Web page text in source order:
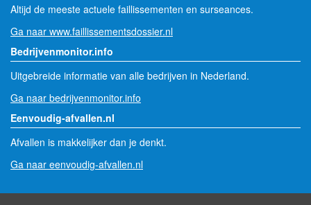
Altijd de meeste actuele faillissementen en surseances.
Ga naar www.faillissementsdossier.nl
Bedrijvenmonitor.info
Uitgebreide informatie van alle bedrijven in Nederland.
Ga naar bedrijvenmonitor.info
Eenvoudig-afvallen.nl
Afvallen is makkelijker dan je denkt.
Ga naar eenvoudig-afvallen.nl